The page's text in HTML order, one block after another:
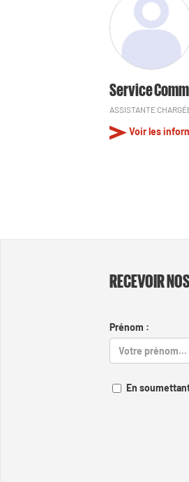
Service
ASSISTANTE
Voir les
RECEVOIR
Prénom :
En